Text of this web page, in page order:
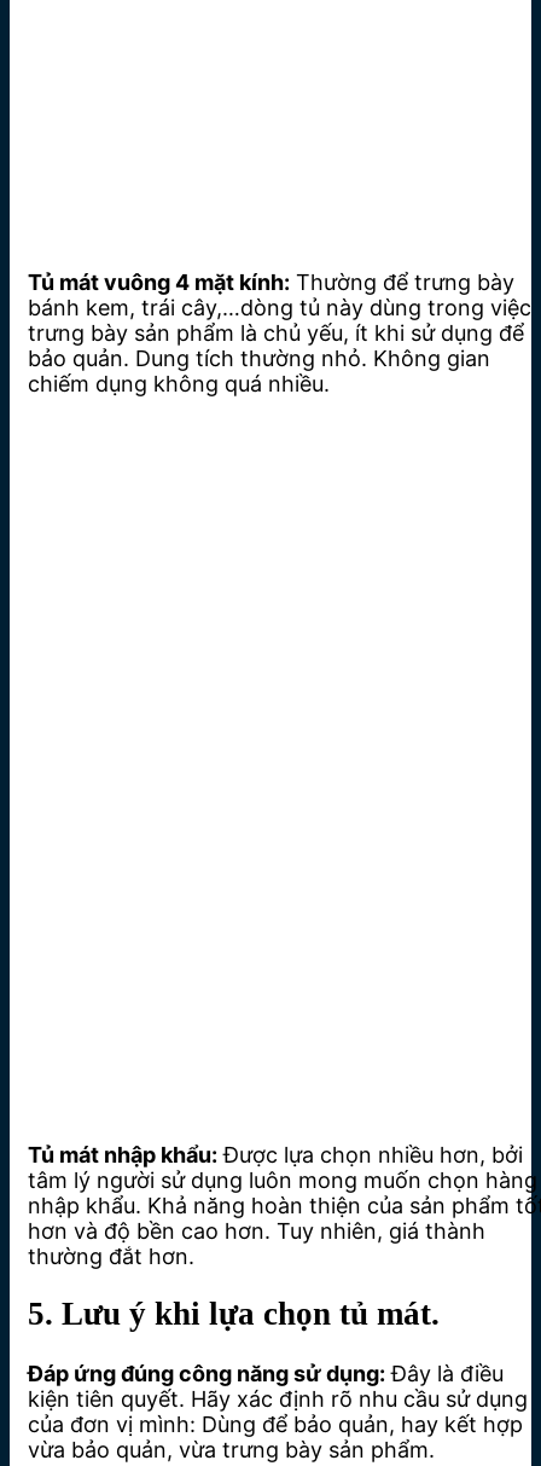
Tủ mát vuông 4 mặt kính: Thường để trưng bày
bánh kem, trái cây,…dòng tủ này dùng trong việc
trưng bày sản phẩm là chủ yếu, ít khi sử dụng để
bảo quản. Dung tích thường nhỏ. Không gian
chiếm dụng không quá nhiều.
Tủ mát nhập khẩu: Được lựa chọn nhiều hơn, bởi
tâm lý người sử dụng luôn mong muốn chọn hàng
nhập khẩu. Khả năng hoàn thiện của sản phẩm
hơn và độ bền cao hơn. Tuy nhiên, giá thành
thường đắt hơn.
5. Lưu ý khi lựa chọn tủ mát.
Đáp ứng đúng công năng sử dụng: Đây là điều
kiện tiên quyết. Hãy xác định rõ nhu cầu sử dụng
của đơn vị mình: Dùng để bảo quản, hay kết hợp
vừa bảo quản, vừa trưng bày sản phẩm.